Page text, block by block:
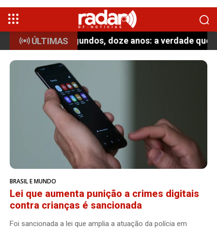
ÚLTIMAS
doze anos: a verdade que absolveu
BRASIL E MUNDO
Lei que aumenta punição a crimes digitais
contra crianças é sancionada
Foi sancionada a lei que amplia a atuação da polícia em